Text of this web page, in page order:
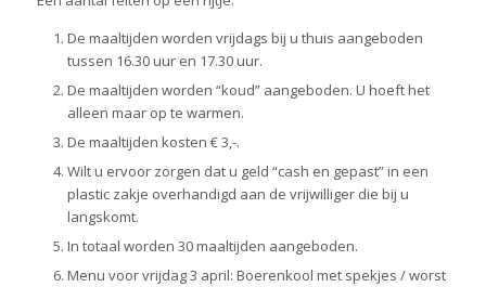
De maaltijden worden vrijdags bij u thuis aangeboden
tussen 16.30 uur en 17.30 uur.
De maaltijden worden “koud” aangeboden. U hoeft het
alleen maar op te warmen.
De maaltijden kosten € 3,-.
Wilt u ervoor zorgen dat u geld “cash en gepast” in een
plastic zakje overhandigd aan de vrijwilliger die bij u
langskomt.
In totaal worden 30 maaltijden aangeboden.
Menu voor vrijdag 3 april: Boerenkool met spekjes / worst